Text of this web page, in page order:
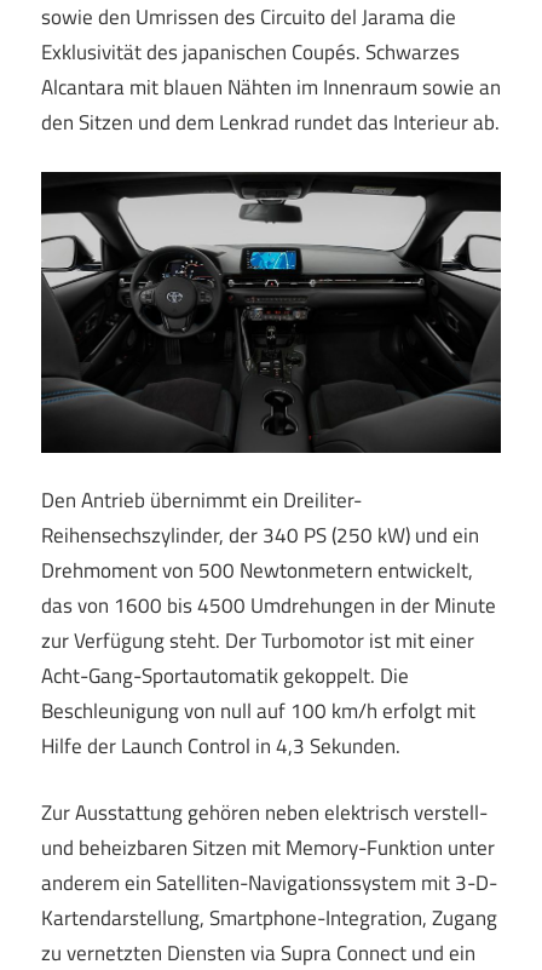
sowie den Umrissen des Circuito del Jarama die
Exklusivität des japanischen Coupés. Schwarzes
Alcantara mit blauen Nähten im Innenraum sowie an
den Sitzen und dem Lenkrad rundet das Interieur ab.
Den Antrieb übernimmt ein Dreiliter-
Reihensechszylinder, der 340 PS (250 kW) und ein
Drehmoment von 500 Newtonmetern entwickelt,
das von 1600 bis 4500 Umdrehungen in der Minute
zur Verfügung steht. Der Turbomotor ist mit einer
Acht-Gang-Sportautomatik gekoppelt. Die
Beschleunigung von null auf 100 km/h erfolgt mit
Hilfe der Launch Control in 4,3 Sekunden.
Zur Ausstattung gehören neben elektrisch verstell-
und beheizbaren Sitzen mit Memory-Funktion unter
anderem ein Satelliten-Navigationssystem mit 3-D-
Kartendarstellung, Smartphone-Integration, Zugang
zu vernetzten Diensten via Supra Connect und ein